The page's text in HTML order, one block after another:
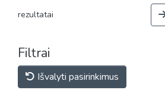
rezultatai
Filtrai
Išvalyti pasirinkimus